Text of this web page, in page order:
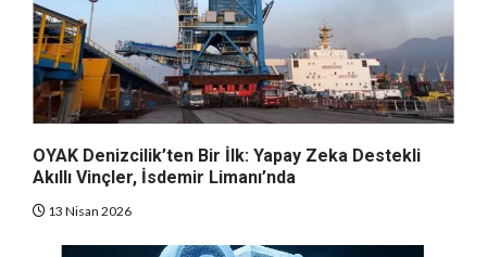
OYAK Denizcilik’ten Bir İlk: Yapay Zeka Destekli
Akıllı Vinçler, İsdemir Limanı’nda
13 Nisan 2026